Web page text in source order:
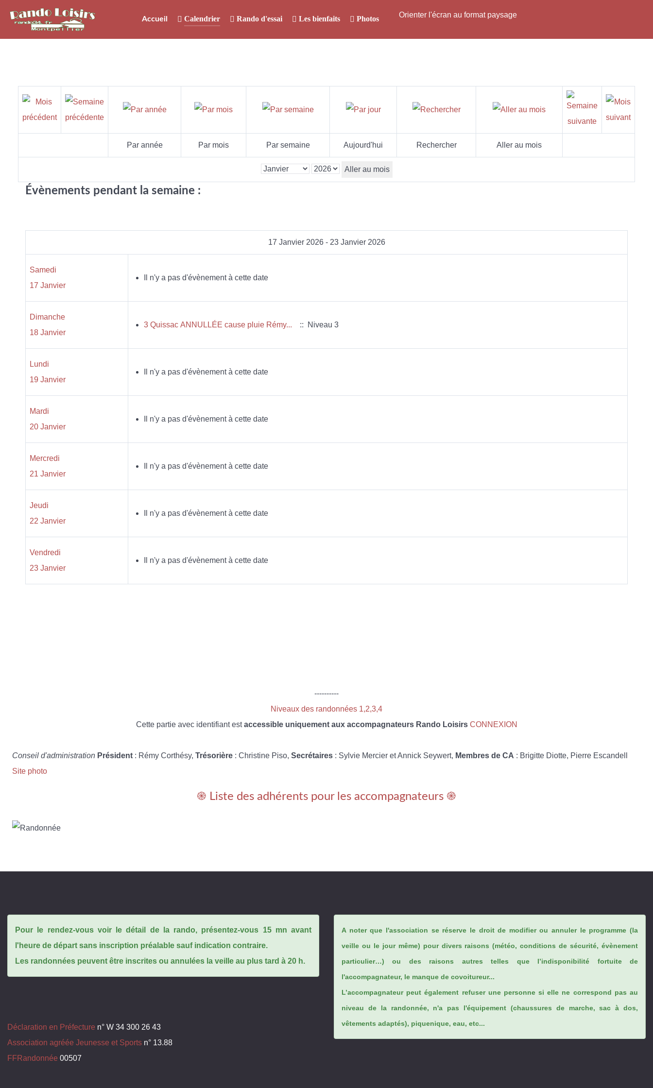
Accueil Calendrier Rando d'essai Les bienfaits Photos Orienter l'écran au format paysage
Par année Par mois Par semaine Aujourd'hui Rechercher Aller au mois
Aller au mois
Évènements pendant la semaine :
17 Janvier 2026 - 23 Janvier 2026
Samedi
17 Janvier
Il n'y a pas d'évènement à cette date
Dimanche
18 Janvier
3 Quissac ANNULLÉE cause pluie Rémy... :: Niveau 3
Lundi
19 Janvier
Il n'y a pas d'évènement à cette date
Mardi
20 Janvier
Il n'y a pas d'évènement à cette date
Mercredi
21 Janvier
Il n'y a pas d'évènement à cette date
Jeudi
22 Janvier
Il n'y a pas d'évènement à cette date
Vendredi
23 Janvier
Il n'y a pas d'évènement à cette date
----------
Niveaux des randonnées 1,2,3,4
Cette partie avec identifiant estaccessible uniquement aux accompagnateurs Rando Loisirs CONNEXION
Conseil d'administration Président : Rémy Corthésy, Trésorière : Christine Piso, Secrétaires : Sylvie Mercier et Annick Seywert, Membres de CA : Brigitte Diotte, Pierre Escandell
Site photo
֎ Liste des adhérents pour les accompagnateurs ֎
Pour le rendez-vous voir le détail de la rando, présentez-vous 15 mn avant
l'heure de départ sans inscription préalable sauf indication contraire.
Les randonnées peuvent être inscrites ou annulées la veille au plus tard à 20 h.
Déclaration en Préfecture n° W 34 300 26 43
Association agréée Jeunesse et Sports n° 13.88
FFRandonnée 00507
A noter que l'association se réserve le droit de modifier ou annuler le programme (la
veille ou le jour même) pour divers raisons (météo, conditions de sécurité, évènement
particulier…) ou des raisons autres telles que l’indisponibilité fortuite de
l'accompagnateur, le manque de covoitureur...
L’accompagnateur peut également refuser une personne si elle ne correspond pas au
niveau de la randonnée, n'a pas l'équipement (chaussures de marche, sac à dos,
vêtements adaptés), piquenique, eau, etc...